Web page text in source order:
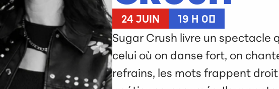
24 JUIN 19 H 00
Sugar Crush livre un spectacle
celui où on danse fort, on
refrains, les mots frappent